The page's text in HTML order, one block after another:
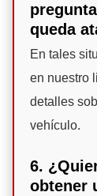
queda
En tales
en nuestro
detalles
vehículo.
6.
obtener